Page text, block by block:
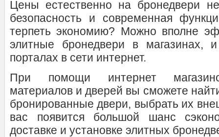
Цены естественно на бронедвери
безопасность и современная
терпеть экономию? Можно вполне
элитные бронедвери в магазинах,
порталах в сети интернет.
При помощи интернет
материалов и дверей вы сможете
бронированные двери, выбрать их
вас появится большой шанс
доставке и установке элитных